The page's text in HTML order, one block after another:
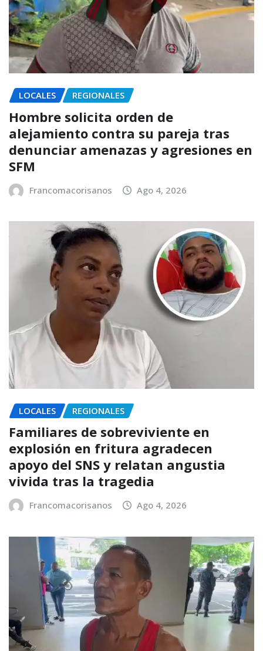
LOCALES REGIONALES
Hombre solicita orden de
alejamiento contra su pareja tras
denunciar amenazas y agresiones en
SFM
Francomacorisanos Ago 4, 2026
LOCALES REGIONALES
Familiares de sobreviviente en
explosión en fritura agradecen
apoyo del SNS y relatan angustia
vivida tras la tragedia
Francomacorisanos Ago 4, 2026